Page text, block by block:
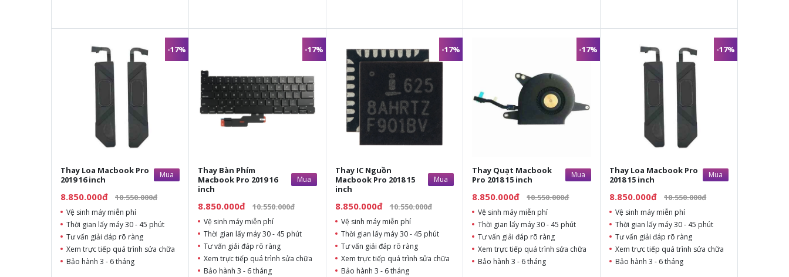
-17%
Thay Loa Macbook Pro
2019 16 inch
Mua
8.850.000đ 10.550.000đ
Vệ sinh máy miễn phí
Thời gian lấy máy 30 - 45 phút
Tư vấn giải đáp rõ ràng
Xem trực tiếp quá trình sửa chữa
Bảo hành 3 - 6 tháng
-17%
Thay Bàn Phím
Macbook Pro 2019 16
inch
Mua
8.850.000đ 10.550.000đ
Vệ sinh máy miễn phí
Thời gian lấy máy 30 - 45 phút
Tư vấn giải đáp rõ ràng
Xem trực tiếp quá trình sửa chữa
Bảo hành 3 - 6 tháng
-17%
Thay IC Nguồn
Macbook Pro 2018 15
inch
Mua
8.850.000đ 10.550.000đ
Vệ sinh máy miễn phí
Thời gian lấy máy 30 - 45 phút
Tư vấn giải đáp rõ ràng
Xem trực tiếp quá trình sửa chữa
Bảo hành 3 - 6 tháng
-17%
Thay Quạt Macbook
Pro 2018 15 inch
Mua
8.850.000đ 10.550.000đ
Vệ sinh máy miễn phí
Thời gian lấy máy 30 - 45 phút
Tư vấn giải đáp rõ ràng
Xem trực tiếp quá trình sửa chữa
Bảo hành 3 - 6 tháng
-17%
Thay Loa Macbook Pro
2018 15 inch
Mua
8.850.000đ 10.550.000đ
Vệ sinh máy miễn phí
Thời gian lấy máy 30 - 45 phút
Tư vấn giải đáp rõ ràng
Xem trực tiếp quá trình sửa chữa
Bảo hành 3 - 6 tháng